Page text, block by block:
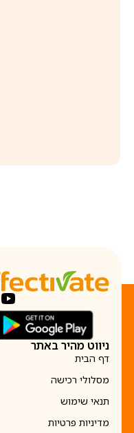
ניווט מהיר באתר
דף הבית
מסלולי רכישה
תנאי שימוש
מדיניות פרטיות